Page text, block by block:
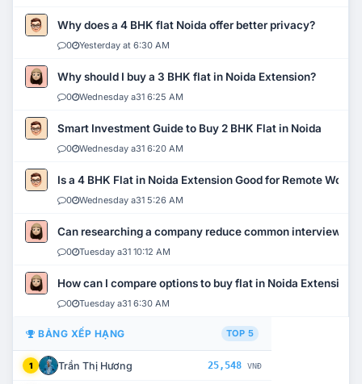
Why does a 4 BHK flat Noida offer better privacy?
0 Yesterday at 6:30 AM
Why should I buy a 3 BHK flat in Noida Extension?
0 Wednesday a31 6:25 AM
Smart Investment Guide to Buy 2 BHK Flat in Noida
0 Wednesday a31 6:20 AM
Is a 4 BHK Flat in Noida Extension Good for Remote Work?
0 Wednesday a31 5:26 AM
Can researching a company reduce common interview
0 Tuesday a31 10:12 AM
How can I compare options to buy flat in Noida Extension?
0 Tuesday a31 6:30 AM
BẢNG XẾP HẠNG TOP 5
1 Trần Thị Hương 25,548 VNĐ